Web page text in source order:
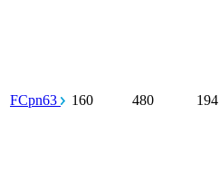
FCpn63 160 480 194